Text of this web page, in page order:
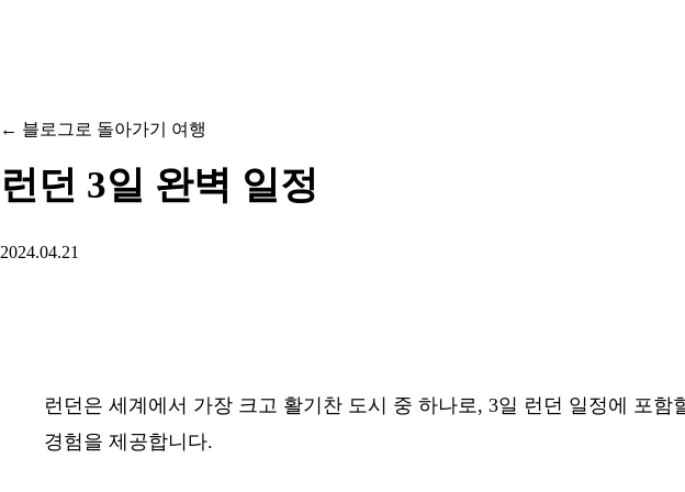
← 블로그로 돌아가기 여행
런던 3일 완벽 일정
2024.04.21
런던은 세계에서 가장 크고 활기찬 도시 중 하나로, 3일 런던 일정에 포함
경험을 제공합니다.